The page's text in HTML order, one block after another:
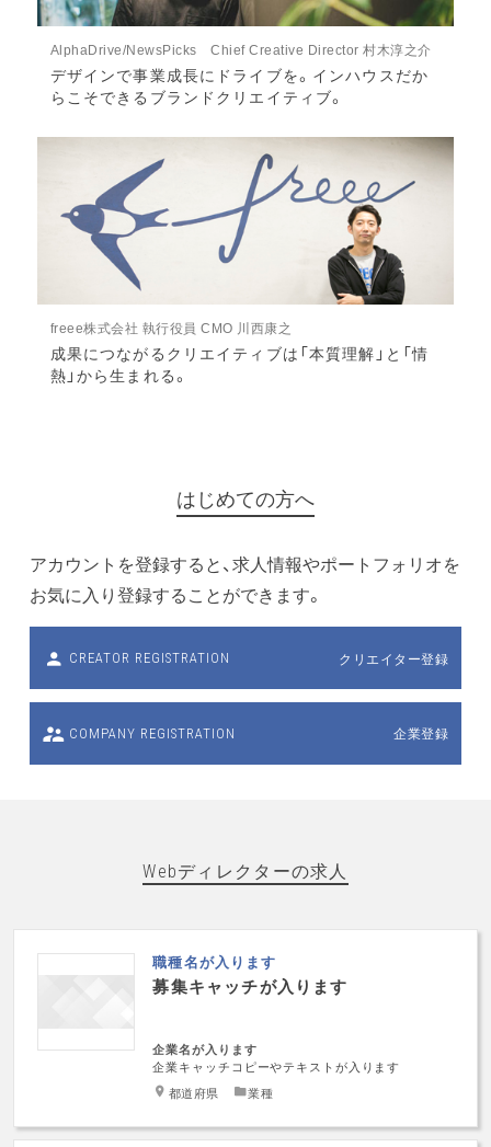
AlphaDrive/NewsPicks Chief Creative Director 村木淳之介
デザインで事業成長にドライブを。インハウスだか
らこそできるブランドクリエイティブ。
freee株式会社 執行役員 CMO 川西康之
成果につながるクリエイティブは「本質理解」と「情
熱」から生まれる。
はじめての方へ
アカウントを登録すると、求人情報やポートフォリオを
お気に入り登録することができます。
CREATOR REGISTRATION クリエイター登録
COMPANY REGISTRATION 企業登録
Webディレクターの求人
職種名が入ります
募集キャッチが入ります
企業名が入ります
企業キャッチコピーやテキストが入ります
都道府県 業種